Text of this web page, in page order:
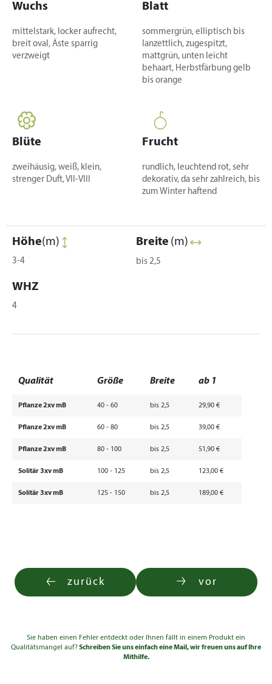
Wuchs
mittelstark, locker aufrecht,
breit oval, Äste sparrig
verzweigt
Blatt
sommergrün, elliptisch bis
lanzettlich, zugespitzt,
mattgrün, unten leicht
behaart, Herbstfärbung gelb
bis orange
Blüte
zweihäusig, weiß, klein,
strenger Duft, VII-VIII
Frucht
rundlich, leuchtend rot, sehr
dekorativ, da sehr zahlreich, bis
zum Winter haftend
Höhe(m)
3-4
Breite (m)
bis 2,5
WHZ
4
Qualität Größe Breite ab 1
Pflanze 2xv mB 40 - 60 bis 2,5 29,90 €
Pflanze 2xv mB 60 - 80 bis 2,5 39,00 €
Pflanze 2xv mB 80 - 100 bis 2,5 51,90 €
Solitär 3xv mB 100 - 125 bis 2,5 123,00 €
Solitär 3xv mB 125 - 150 bis 2,5 189,00 €
zurück vor
Sie haben einen Fehler entdeckt oder Ihnen fällt in einem Produkt ein
Qualitätsmangel auf?Schreiben Sie uns einfach eine Mail, wir freuen uns auf Ihre
Mithilfe.